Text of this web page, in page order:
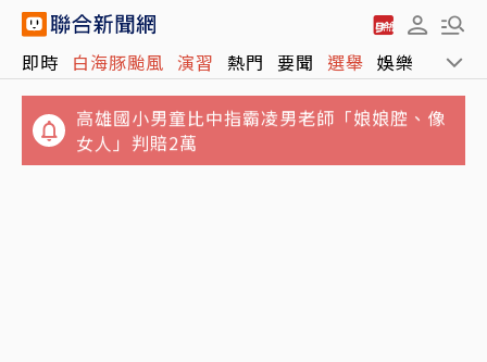
即時 白海豚颱風 演習 熱門 要聞 選舉 娛樂 運動
「江子翠下車貴5元」驚呆網友
高雄國小男童比中指霸凌男老師「娘娘腔、像
女人」判賠2萬